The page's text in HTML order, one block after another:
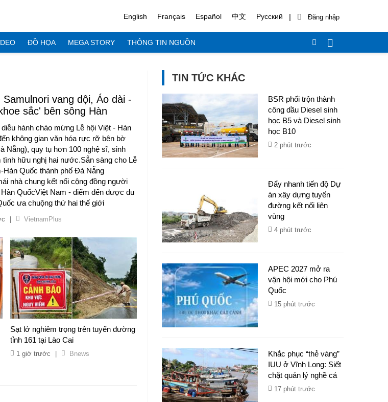
English Français Español 中文 Русский |
ĐỒ HỌA MEGA STORY THÔNG TIN NGUỒN
Samulnori vang dội, Áo dài -
sắc' bên sông Hàn
hành chào mừng Lễ hội Việt - Hàn
không gian văn hóa rực rỡ bên bờ
Nẵng), quy tụ hơn 100 nghệ sĩ, sinh
tình hữu nghị hai nước.Sẵn sàng cho Lễ
Hàn Quốc thành phố Đà Nẵng
nhà chung kết nối cộng đồng người
QuốcViệt Nam - điểm đến được du
ưa chuộng thứ hai thế giới
VietnamPlus
Sạt lở nghiêm trọng trên tuyến đường
tỉnh 161 tại Lào Cai
1 giờ trước Bnews
TIN TỨC KHÁC
BSR phối trộn thành
công dầu Diesel sinh
học B5 và Diesel sinh
học B10
2 phút trước
Đẩy nhanh tiến độ Dự
án xây dựng tuyến
đường kết nối liên
vùng
4 phút trước
APEC 2027 mở ra
vận hội mới cho Phú
Quốc
15 phút trước
Khắc phục “thẻ vàng”
IUU ở Vĩnh Long: Siết
chặt quản lý nghề cá
17 phút trước